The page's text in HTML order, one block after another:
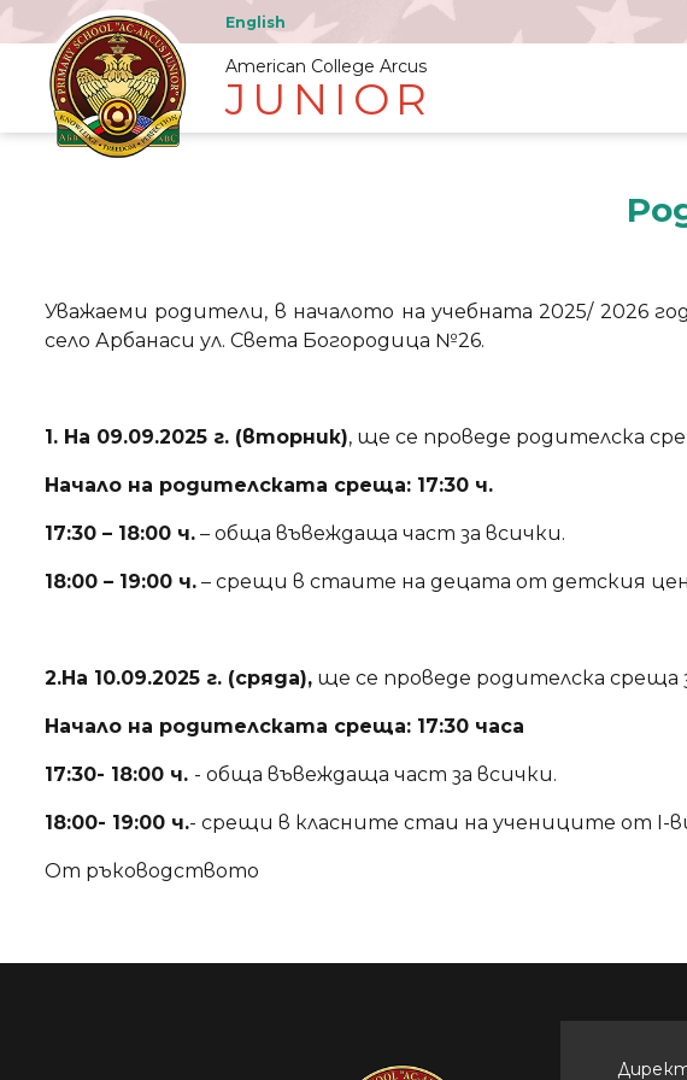
English
American College Arcus
JUNIOR
Уважаеми родители, в началото на учебната 2025/ 2026
село Арбанаси ул. Света Богородица №26.
1. На 09.09.2025 г. (вторник), ще се проведе родителска
Начало на родителската среща: 17:30 ч.
17:30 – 18:00 ч. – обща въвеждаща част за всички.
18:00 – 19:00 ч. – срещи в стаите на децата от детския
2.На 10.09.2025 г. (сряда), ще се проведе родителска среща
Начало на родителската среща: 17:30 часа
17:30- 18:00 ч. - обща въвеждаща част за всички.
18:00- 19:00 ч.- срещи в класните стаи на учениците от I-
От ръководството